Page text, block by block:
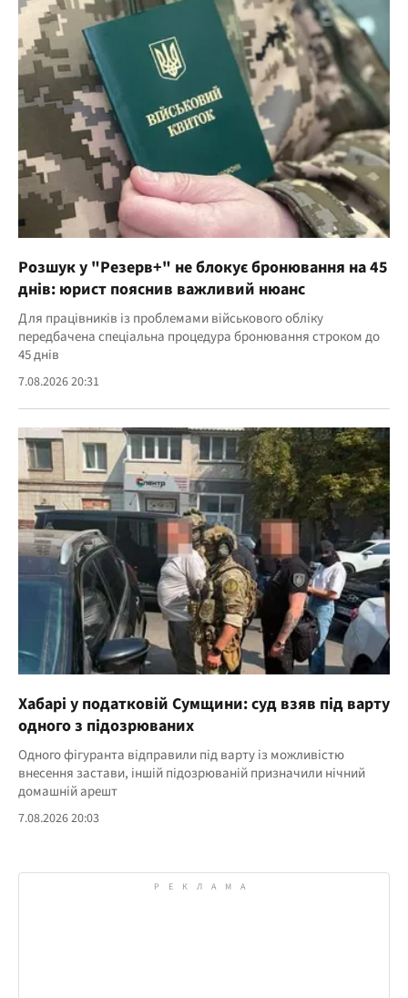
Розшук у "Резерв+" не блокує бронювання на 45
днів: юрист пояснив важливий нюанс
Для працівників із проблемами військового обліку
передбачена спеціальна процедура бронювання строком до
45 днів
7.08.2026 20:31
Хабарі у податковій Сумщини: суд взяв під варту
одного з підозрюваних
Одного фігуранта відправили під варту із можливістю
внесення застави, іншій підозрюваній призначили нічний
домашній арешт
7.08.2026 20:03